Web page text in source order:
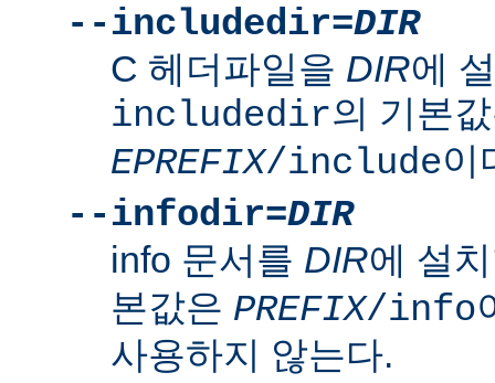
--includedir=DIR
C 헤더파일을 DIR에
includedir의 기본
EPREFIX/include이
--infodir=DIR
info 문서를 DIR에 설
본값은 PREFIX/info
사용하지 않는다.